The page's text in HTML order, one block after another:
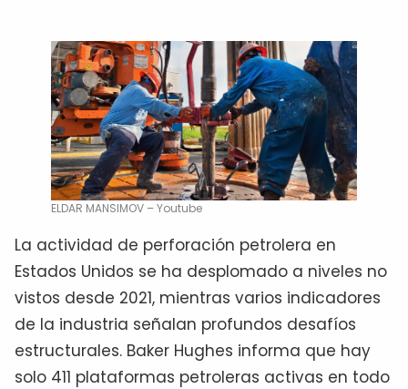
ELDAR MANSIMOV – Youtube
La actividad de perforación petrolera en
Estados Unidos se ha desplomado a niveles no
vistos desde 2021, mientras varios indicadores
de la industria señalan profundos desafíos
estructurales. Baker Hughes informa que hay
solo 411 plataformas petroleras activas en todo